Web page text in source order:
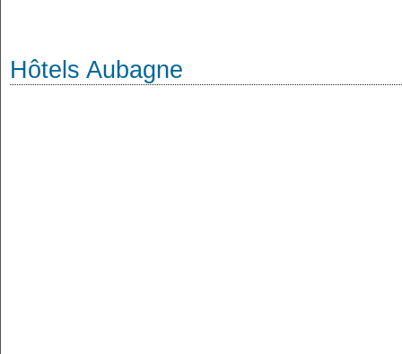
Hôtels Aubagne